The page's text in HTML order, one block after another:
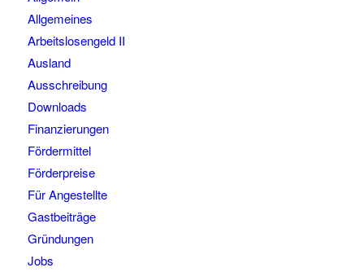
Allgemeines
Arbeitslosengeld II
Ausland
Ausschreibung
Downloads
Finanzierungen
Fördermittel
Förderpreise
Für Angestellte
Gastbeiträge
Gründungen
Jobs